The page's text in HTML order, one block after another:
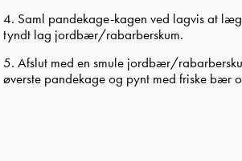
4. Saml pandekage-kagen ved lagvis at
tyndt lag jordbær/rabarberskum.
5. Afslut med en smule jordbær/
øverste pandekage og pynt med friske bær